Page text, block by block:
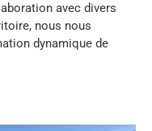
avec divers
nous nous
dynamique de